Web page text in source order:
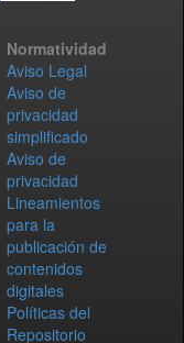
Normatividad
Aviso Legal
Aviso de
privacidad
simplificado
Aviso de
privacidad
Lineamientos
para la
publicación de
contenidos
digitales
Políticas del
Repositorio